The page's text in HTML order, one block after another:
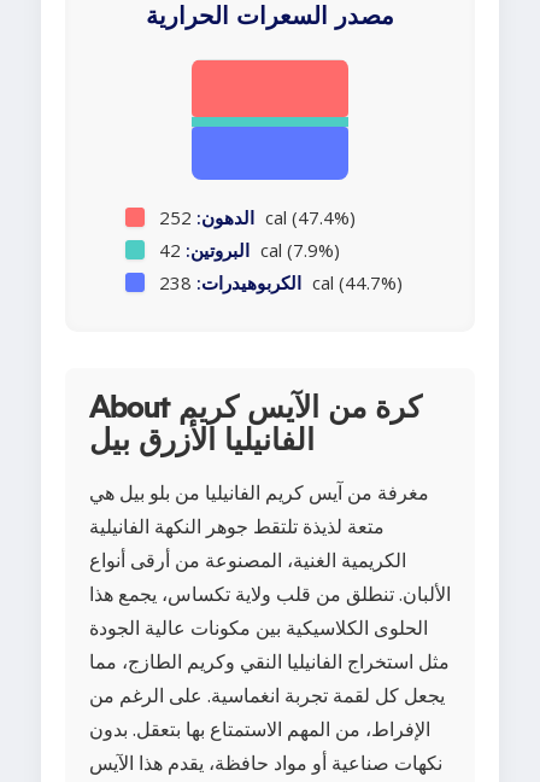
مصدر السعرات الحرارية
الدهون: 252 cal (47.4%)
البروتين: 42 cal (7.9%)
الكربوهيدرات: 238 cal (44.7%)
About كرة من الآيس كريم
الفانيليا الأزرق بيل
مغرفة من آيس كريم الفانيليا من بلو بيل هي
متعة لذيذة تلتقط جوهر النكهة الفانيلية
الكريمية الغنية، المصنوعة من أرقى أنواع
الألبان. تنطلق من قلب ولاية تكساس، يجمع هذا
الحلوى الكلاسيكية بين مكونات عالية الجودة
مثل استخراج الفانيليا النقي وكريم الطازج، مما
يجعل كل لقمة تجربة انغماسية. على الرغم من
الإفراط، من المهم الاستمتاع بها بتعقل. بدون
نكهات صناعية أو مواد حافظة، يقدم هذا الآيس